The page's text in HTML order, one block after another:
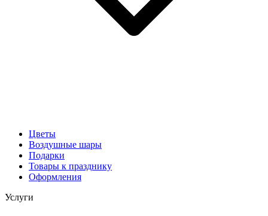
Цветы
Воздушные шары
Подарки
Товары к празднику
Оформления
Услуги